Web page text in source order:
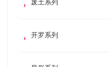
开罗系列